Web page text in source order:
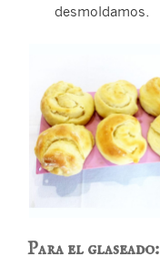
desmoldamos.
Para el glaseado: